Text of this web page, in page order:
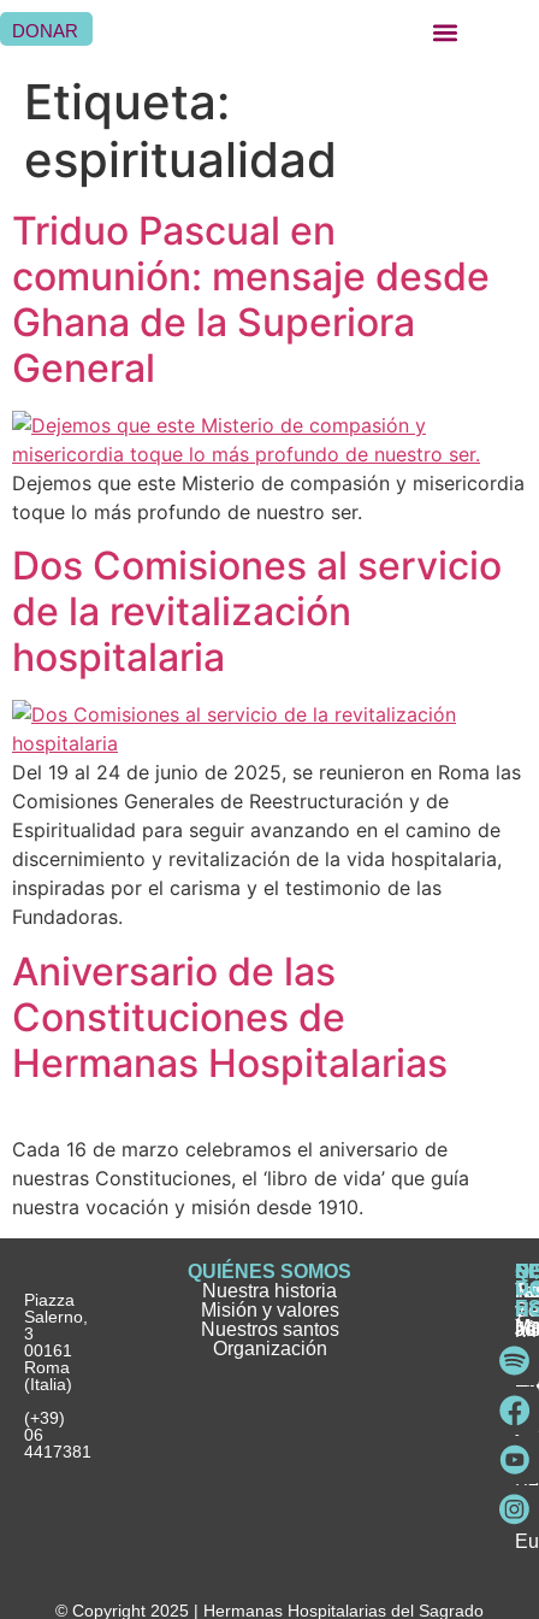
DONAR
Etiqueta:
espiritualidad
Triduo Pascual en
comunión: mensaje desde
Ghana de la Superiora
General
Dejemos que este Misterio de compasión y misericordia
toque lo más profundo de nuestro ser.
Dos Comisiones al servicio
de la revitalización
hospitalaria
Del 19 al 24 de junio de 2025, se reunieron en Roma las
Comisiones Generales de Reestructuración y de
Espiritualidad para seguir avanzando en el camino de
discernimiento y revitalización de la vida hospitalaria,
inspiradas por el carisma y el testimonio de las
Fundadoras.
Aniversario de las
Constituciones de
Hermanas Hospitalarias
Cada 16 de marzo celebramos el aniversario de
nuestras Constituciones, el ‘libro de vida’ que guía
nuestra vocación y misión desde 1910.
Piazza
Salerno,
3
00161
Roma
(Italia)
(+39)
06
4417381
QUIÉNES SOMOS
Nuestra historia
Misión y valores
Nuestros santos
Organización
e
y
y
© Copyright 2025 | Hermanas Hospitalarias del Sagrado